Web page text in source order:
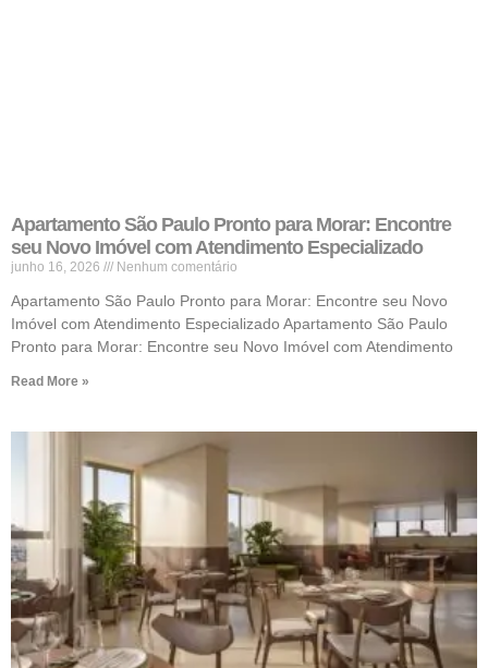
Apartamento São Paulo Pronto para Morar: Encontre
seu Novo Imóvel com Atendimento Especializado
junho 16, 2026 Nenhum comentário
Apartamento São Paulo Pronto para Morar: Encontre seu Novo
Imóvel com Atendimento Especializado Apartamento São Paulo
Pronto para Morar: Encontre seu Novo Imóvel com Atendimento
Read More »